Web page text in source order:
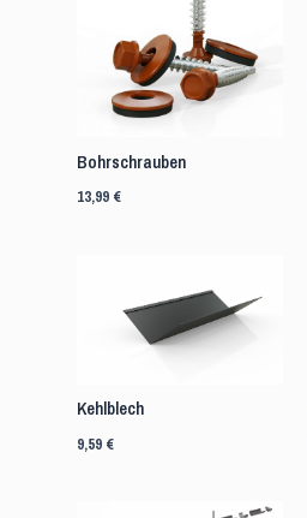
Bohrschrauben
13,99 €
Kehlblech
9,59 €